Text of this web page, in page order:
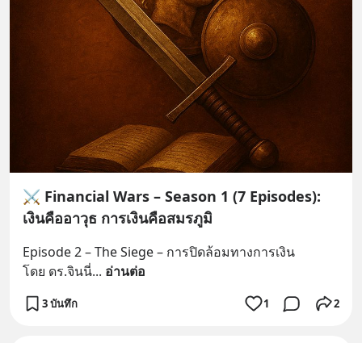
⚔️ Financial Wars – Season 1 (7 Episodes):
เงินคืออาวุธ การเงินคือสมรภูมิ
Episode 2 – The Siege – การปิดล้อมทางการเงิน
โดย ดร.จินนี่... อ่านต่อ
3 บันทึก 1 2